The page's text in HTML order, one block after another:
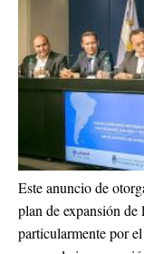
Este anuncio de
plan de expansión
particularmente por